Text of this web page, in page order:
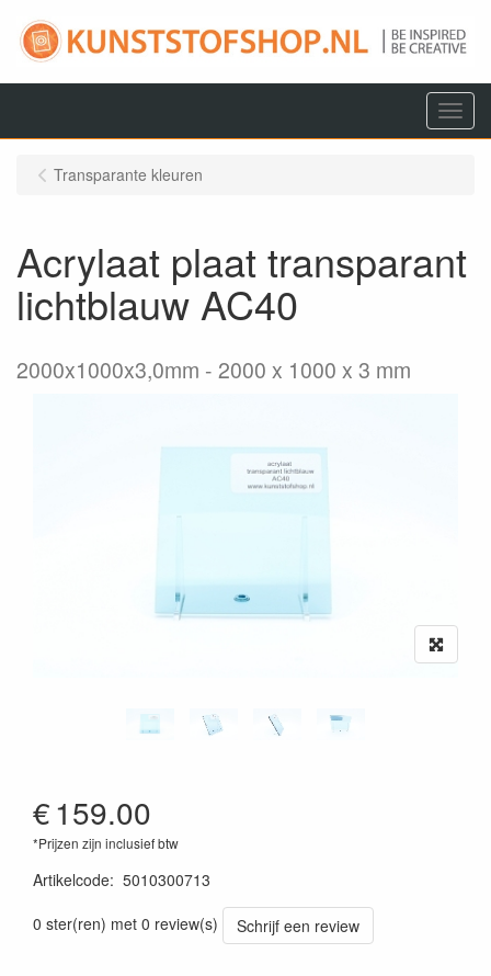
Menu
Transparante kleuren
Acrylaat plaat transparant
lichtblauw AC40
2000x1000x3,0mm 2000 x 1000 x 3 mm
€159.00
*Prijzen zijn inclusief btw
Artikelcode: 5010300713
0 ster(ren) met 0 review(s)
Schrijf een review